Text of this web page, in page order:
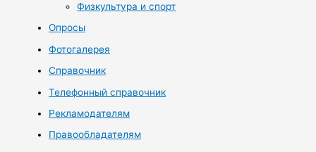
Физкультура и спорт
Опросы
Фотогалерея
Справочник
Телефонный справочник
Рекламодателям
Правообладателям